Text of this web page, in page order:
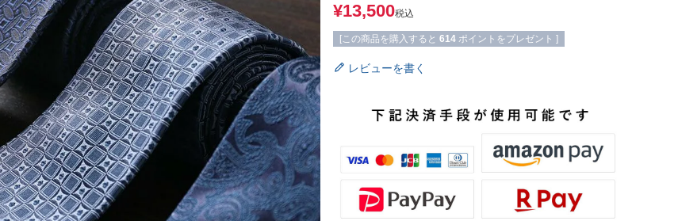
¥13,500税込
[この商品を購入すると 614 ポイントをプレゼント ]
レビューを書く